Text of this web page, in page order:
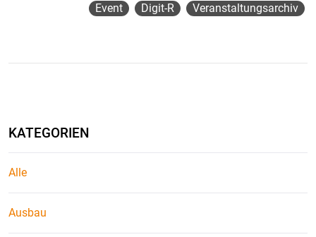
Event Digit-R Veranstaltungsarchiv
KATEGORIEN
Alle
Ausbau